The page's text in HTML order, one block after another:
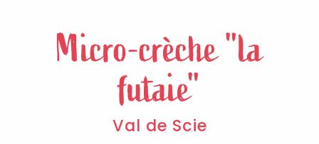
Micro-crèche "la
futaie"
Val de Scie